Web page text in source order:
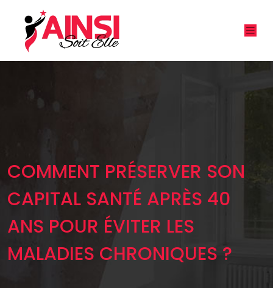
COMMENT PRÉSERVER SON
CAPITAL SANTÉ APRÈS 40
ANS POUR ÉVITER LES
MALADIES CHRONIQUES ?